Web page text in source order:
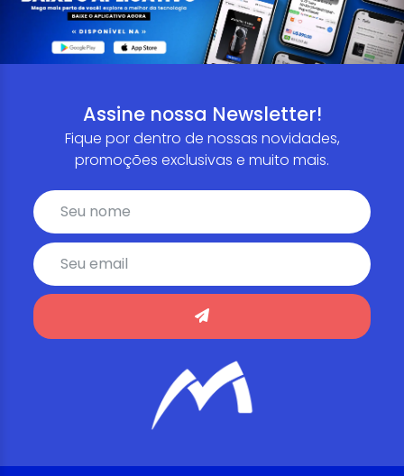
Assine nossa Newsletter!
Fique por dentro de nossas novidades,
promoções exclusivas e muito mais.